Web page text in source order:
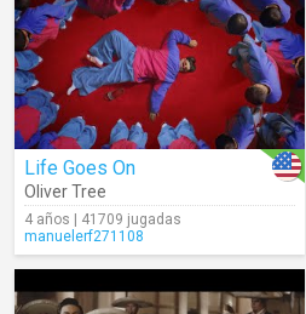
Life Goes On
Oliver Tree
4 años | 41709 jugadas
manuelerf271108